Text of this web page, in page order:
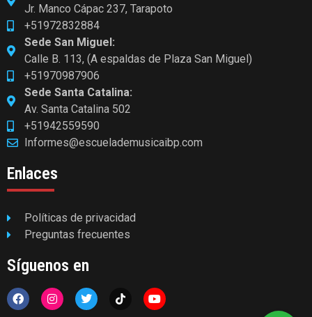
Jr. Manco Cápac 237, Tarapoto
+51972832884
Sede San Miguel:
Calle B. 113, (A espaldas de Plaza San Miguel)
+51970987906
Sede Santa Catalina:
Av. Santa Catalina 502
+51942559590
Informes@escuelademusicaibp.com
Enlaces
Políticas de privacidad
Preguntas frecuentes
Síguenos en